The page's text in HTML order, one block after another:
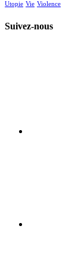
Utopie Vie Violence
Suivez-nous